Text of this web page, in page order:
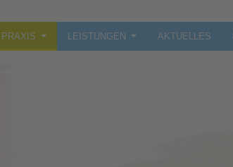
PRAXIS LEISTUNGEN AKTUELLES